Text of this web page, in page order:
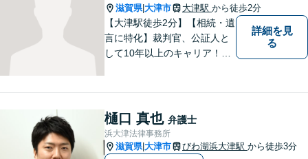
滋賀県|大津市 大津駅 から徒歩2分
【大津駅徒歩2分】【相続・遺
言に特化】裁判官、公証人と
して10年以上のキャリア！親
抱えるお気持ちやご希望をぜ
ひお聞かせください！
詳細を見
る
樋口 真也 弁護士
浜大津法律事務所
滋賀県|大津市 びわ湖浜大津駅 から徒歩3分